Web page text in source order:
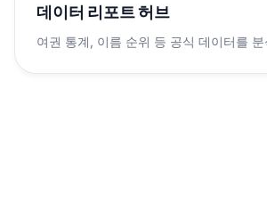
데이터 리포트 허브
여권 통계, 이름 순위 등 공식 데이터를